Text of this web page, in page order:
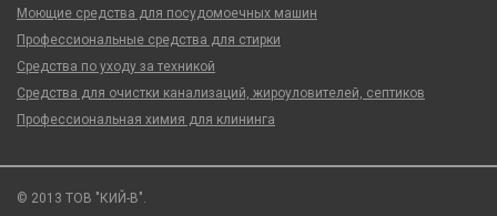
Моющие средства для посудомоечных машин
Профессиональные средства для стирки
Средства по уходу за техникой
Средства для очистки канализаций, жироуловителей, септиков
Профессиональная химия для клининга
© 2013 ТОВ "КИЙ-В".